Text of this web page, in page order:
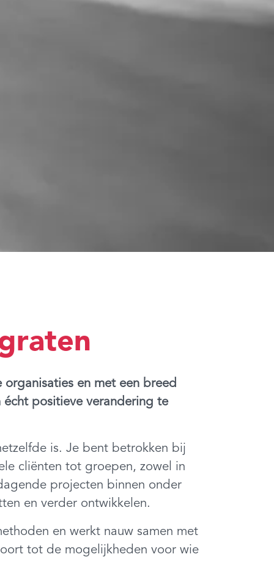
en met een breed
positieve verandering te
is. Je bent betrokken bij
cliënten tot groepen, zowel in
projecten binnen onder
en verder ontwikkelen.
en werkt nauw samen met
tot de mogelijkheden voor wie